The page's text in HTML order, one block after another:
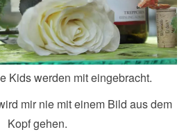
Kids werden mit eingebracht.
mir nie mit einem Bild aus dem
Kopf gehen.